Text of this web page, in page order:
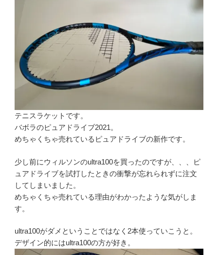
テニスラケットです。
バボラのピュアドライブ2021。
めちゃくちゃ売れているピュアドライブの新作です。
少し前にウィルソンのultra100を買ったのですが、、、ピ
ュアドライブを試打したときの衝撃が忘れられずに注文
してしまいました。
めちゃくちゃ売れている理由がわかったような気がしま
す。
ultra100がダメということではなく2本使っていこうと。
デザイン的にはultra100の方が好き。